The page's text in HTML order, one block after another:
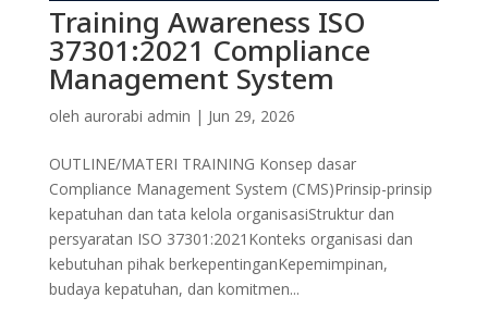
Training Awareness ISO
37301:2021 Compliance
Management System
oleh aurorabi admin | Jun 29, 2026
OUTLINE/MATERI TRAINING Konsep dasar
Compliance Management System (CMS)Prinsip-prinsip
kepatuhan dan tata kelola organisasiStruktur dan
persyaratan ISO 37301:2021Konteks organisasi dan
kebutuhan pihak berkepentinganKepemimpinan,
budaya kepatuhan, dan komitmen...